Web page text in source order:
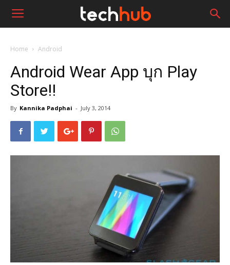
Home Android
Android Wear App บุก Play
Store!!
By Kannika Padphai - July 3, 2014